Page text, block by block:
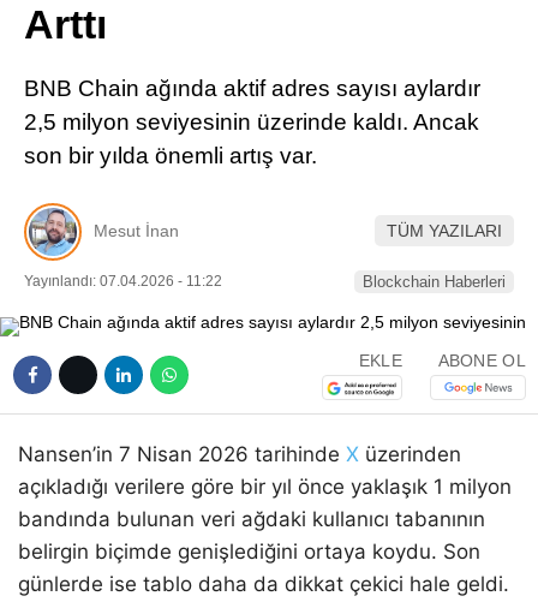
LinkedIn
Arttı
BNB Chain ağında aktif adres sayısı aylardır
2,5 milyon seviyesinin üzerinde kaldı. Ancak
son bir yılda önemli artış var.
Mesut İnan TÜM YAZILARI
Yayınlandı: 07.04.2026 - 11:22 Blockchain Haberleri
EKLE ABONE OL
Nansen’in 7 Nisan 2026 tarihinde X üzerinden
açıkladığı verilere göre bir yıl önce yaklaşık 1 milyon
bandında bulunan veri ağdaki kullanıcı tabanının
belirgin biçimde genişlediğini ortaya koydu. Son
günlerde ise tablo daha da dikkat çekici hale geldi.